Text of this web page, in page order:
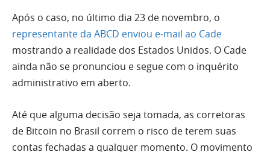
Após o caso, no último dia 23 de novembro, o
representante da ABCD enviou e-mail ao Cade
mostrando a realidade dos Estados Unidos. O Cade
ainda não se pronunciou e segue com o inquérito
administrativo em aberto.
Até que alguma decisão seja tomada, as corretoras
de Bitcoin no Brasil correm o risco de terem suas
contas fechadas a qualquer momento. O movimento